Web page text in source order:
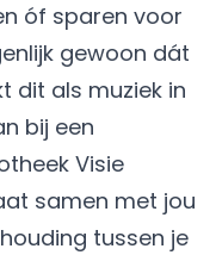
óf sparen voor
gewoon dát
dit als muziek in
bij een
Visie
samen met jou
tussen je